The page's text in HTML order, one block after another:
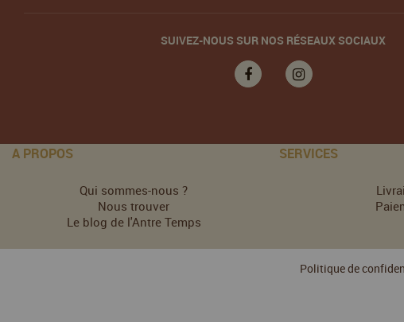
SUIVEZ-NOUS SUR NOS RÉSEAUX SOCIAUX
A PROPOS
Qui sommes-nous ?
Nous trouver
Le blog de l'Antre Temps
SERVICES
Politique de